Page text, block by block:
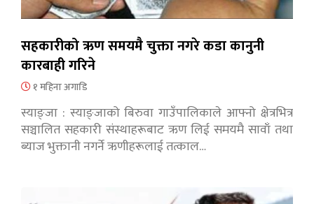
सहकारीको ऋण समयमै चुक्ता नगरे कडा कानुनी
कारबाही गरिने
१ महिना अगाडि
स्याङ्जा : स्याङ्जाको बिरुवा गाउँपालिकाले आफ्नो क्षेत्रभित्र
सञ्चालित सहकारी संस्थाहरूबाट ऋण लिई समयमै सावाँ तथा
ब्याज भुक्तानी नगर्ने ऋणीहरूलाई तत्काल…